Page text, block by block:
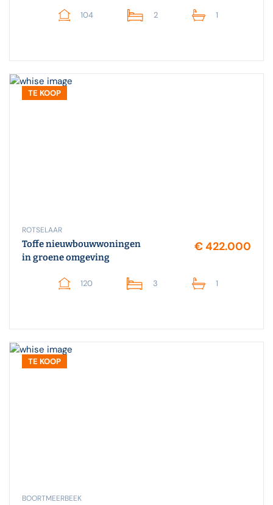
104 2 1
TE KOOP
ROTSELAAR
Toffe nieuwbouwwoningen
in groene omgeving
€ 422.000
120 3 1
TE KOOP
BOORTMEERBEEK